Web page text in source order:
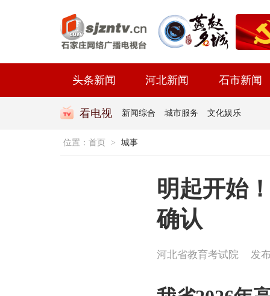
头条新闻 河北新闻 石市新闻
看电视 新闻综合 城市服务 文化娱乐
位置： 首页 > 城事
明起开始
确认
河北省教育考试院 发